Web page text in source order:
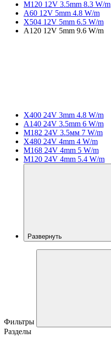
M120 12V 3.5mm 8.3 W/m
A60 12V 5mm 4.8 W/m
X504 12V 5mm 6.5 W/m
A120 12V 5mm 9.6 W/m
X400 24V 3mm 4.8 W/m
A140 24V 3.5mm 6 W/m
M182 24V 3.5мм 7 W/m
X480 24V 4mm 4 W/m
M168 24V 4mm 5 W/m
M120 24V 4mm 5.4 W/m
Развернуть
Фильтры
Разделы